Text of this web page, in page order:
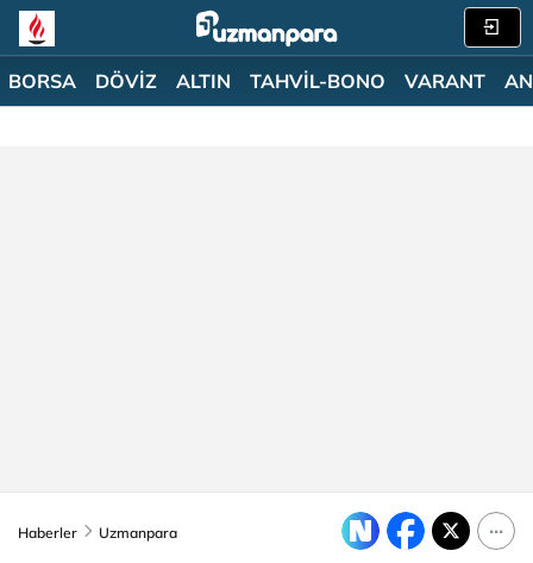
BORSA DÖVİZ ALTIN TAHVİL-BONO VARANT
Haberler Uzmanpara